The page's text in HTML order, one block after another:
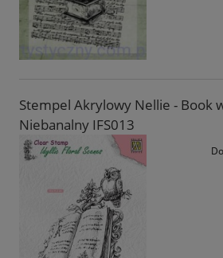
Stempel Akrylowy Nellie - Book
Niebanalny IFS013